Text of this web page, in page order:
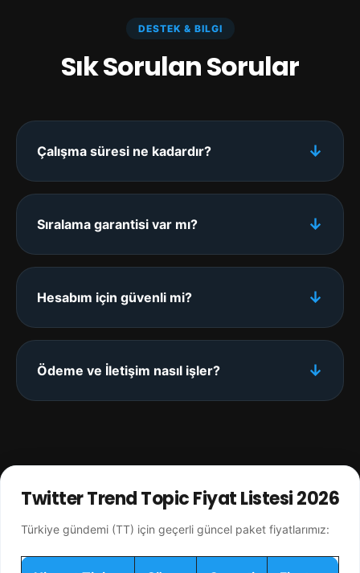
DESTEK & BILGI
Sık Sorulan Sorular
Çalışma süresi ne kadardır? ↓
Sıralama garantisi var mı? ↓
Hesabım için güvenli mi? ↓
Ödeme ve İletişim nasıl işler? ↓
Twitter Trend Topic Fiyat Listesi 2026
Türkiye gündemi (TT) için geçerli güncel paket fiyatlarımız: